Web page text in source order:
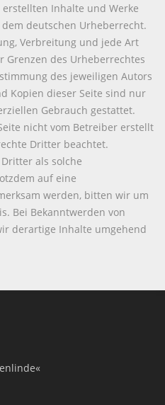
Inhalte und Werke
deutschen Urheberrecht.
Verbreitung und jede Art
des Urheberrechtes
des jeweiligen Autors
Kopien dieser Seite sind nur
Gebrauch gestattet.
nicht vom Betreiber erstellt
Dritter beachtet.
als solche
auf eine
werden, bitten wir um
Bei Bekanntwerden von
derartige Inhalte umgehend